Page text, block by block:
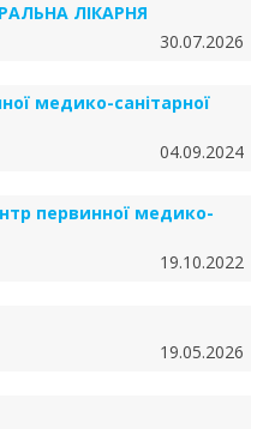
ЛІКАРНЯ
30.07.2026
медико-санітарної
04.09.2024
первинної медико-
19.10.2022
19.05.2026